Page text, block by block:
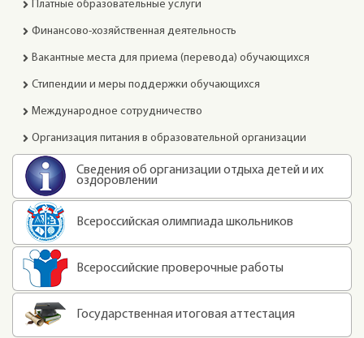
Платные образовательные услуги
Финансово-хозяйственная деятельность
Вакантные места для приема (перевода) обучающихся
Стипендии и меры поддержки обучающихся
Международное сотрудничество
Организация питания в образовательной организации
Сведения об организации отдыха детей и их
оздоровлении
Всероссийская олимпиада школьников
Всероссийские проверочные работы
Государственная итоговая аттестация